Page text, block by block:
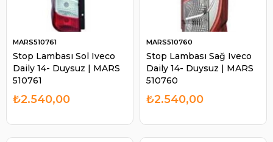
Stop Lambası Sol Iveco
Daily 14- Duysuz | MARS
510761
MARS510761
₺2.540,00
Stop Lambası Sağ Iveco
Daily 14- Duysuz | MARS
510760
MARS510760
₺2.540,00